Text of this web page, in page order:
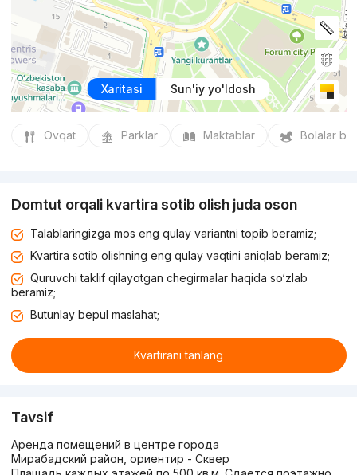
Xaritasi Sun'iy yo'ldosh
Ovqat Parklar Maktablar Bolalar
Domtut orqali kvartira sotib olish juda oson
Talablaringizga mos eng qulay variantni topib beramiz;
Kvartira sotib olishning eng qulay vaqtini aniqlab beramiz;
Quruvchi taklif qilayotgan chegirmalar haqida so‘zlab
beramiz;
Butunlay bepul maslahat;
Kvartirani tanlang
Tavsif
Аренда помещений в центре города
Мирабадский район, ориентир - Сквер